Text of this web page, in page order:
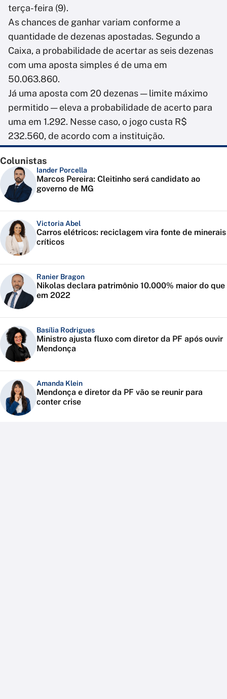
terça-feira (9).
As chances de ganhar variam conforme a
quantidade de dezenas apostadas. Segundo a
Caixa, a probabilidade de acertar as seis dezenas
com uma aposta simples é de uma em
50.063.860.
Já uma aposta com 20 dezenas — limite máximo
permitido — eleva a probabilidade de acerto para
uma em 1.292. Nesse caso, o jogo custa R$
232.560, de acordo com a instituição.
Colunistas
Iander Porcella
Marcos Pereira: Cleitinho será candidato ao
governo de MG
Victoria Abel
Carros elétricos: reciclagem vira fonte de minerais
críticos
Ranier Bragon
Nikolas declara patrimônio 10.000% maior do que
em 2022
Basília Rodrigues
Ministro ajusta fluxo com diretor da PF após ouvir
Mendonça
Amanda Klein
Mendonça e diretor da PF vão se reunir para
conter crise